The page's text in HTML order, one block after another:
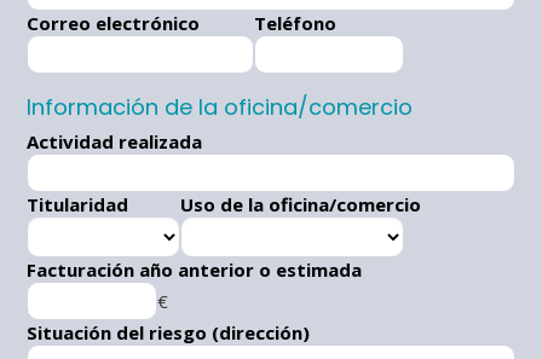
Correo electrónico Teléfono
Información de la oficina/comercio
Actividad realizada
Titularidad Uso de la oficina/comercio
Facturación año anterior o estimada
€
Situación del riesgo (dirección)